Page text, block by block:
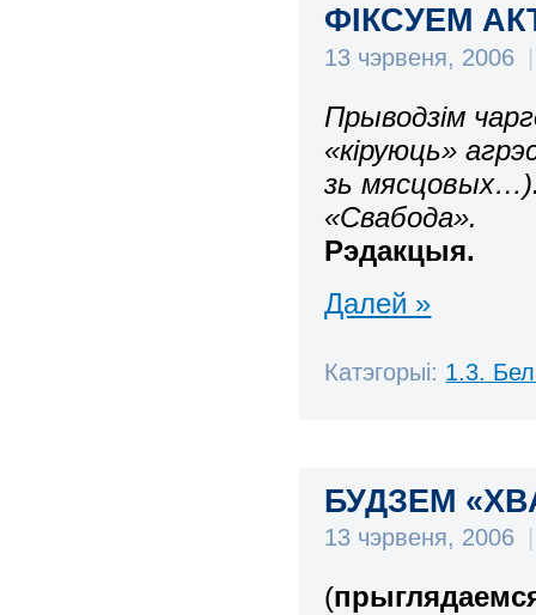
ФІКСУЕМ
13 чэрвеня, 2006
Прыводзім
«кіруюць»
зь
«Свабода».
Рэдакцыя.
Далей »
Катэгорыі: 1.3.
БУДЗЕМ
13 чэрвеня, 2006
(